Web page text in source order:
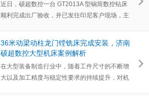
近日，硕超数控一台 GT2013A 型锅筒数控钻床
顺利完成出厂验收，并已发往印尼客户现场，主
36米动梁动柱龙门镗铣床完成安装，济南
硕超数控大型机床案例解析
在大型装备制造行业中，随着工件尺寸的不断增
大以及加工精度与稳定性要求的持续提升，对机